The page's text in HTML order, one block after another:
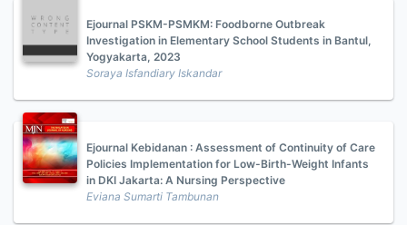
Ejournal PSKM-PSMKM: Foodborne Outbreak
Investigation in Elementary School Students in Bantul,
Yogyakarta, 2023
Soraya Isfandiary Iskandar
Ejournal Kebidanan : Assessment of Continuity of Care
Policies Implementation for Low-Birth-Weight Infants
in DKI Jakarta: A Nursing Perspective
Eviana Sumarti Tambunan